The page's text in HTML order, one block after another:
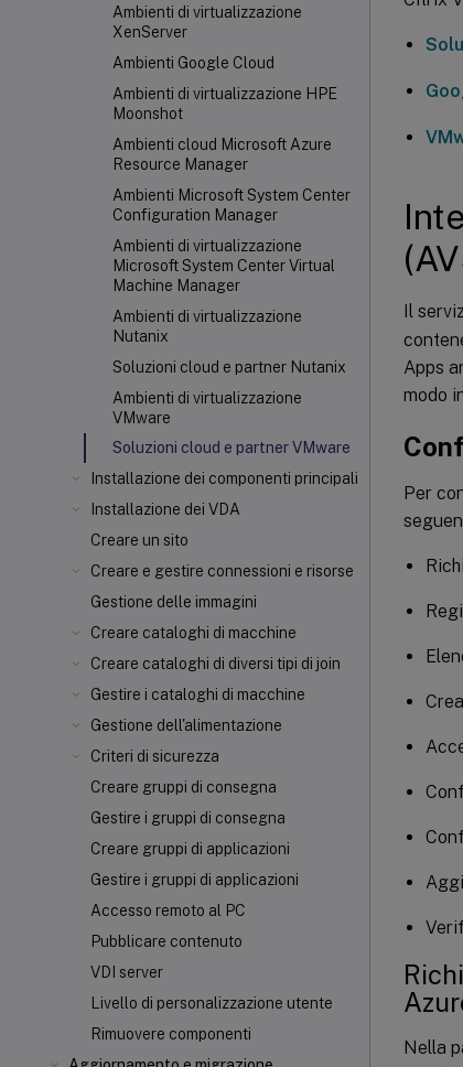
Ambienti di virtualizzazione
XenServer
Ambienti Google Cloud
Ambienti di virtualizzazione HPE
Moonshot
Ambienti cloud Microsoft Azure
Resource Manager
Ambienti Microsoft System Center
Configuration Manager
Ambienti di virtualizzazione
Microsoft System Center Virtual
Machine Manager
Ambienti di virtualizzazione
Nutanix
Soluzioni cloud e partner Nutanix
Ambienti di virtualizzazione
VMware
Soluzioni cloud e partner VMware
Installazione dei componenti principali
Installazione dei VDA
Creare un sito
Creare e gestire connessioni e risorse
Gestione delle immagini
Creare cataloghi di macchine
Creare cataloghi di diversi tipi di join
Gestire i cataloghi di macchine
Gestione dell'alimentazione
Criteri di sicurezza
Creare gruppi di consegna
Gestire i gruppi di consegna
Creare gruppi di applicazioni
Gestire i gruppi di applicazioni
Accesso remoto al PC
Pubblicare contenuto
VDI server
Livello di personalizzazione utente
Rimuovere componenti
Il
Apps
modo
Per
Nella